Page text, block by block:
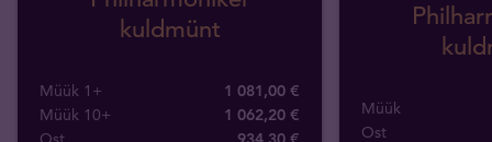
kuldmünt
Müük 1+
1 081,00 €
Müük 10+
1 062,20 €
Müük
Ost